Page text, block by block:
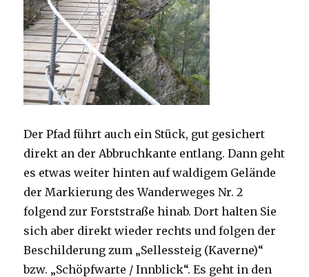
Der Pfad führt auch ein Stück, gut gesichert
direkt an der Abbruchkante entlang. Dann geht
es etwas weiter hinten auf waldigem Gelände
der Markierung des Wanderweges Nr. 2
folgend zur Forststraße hinab. Dort halten Sie
sich aber direkt wieder rechts und folgen der
Beschilderung zum „Sellessteig (Kaverne)“
bzw. „Schöpfwarte / Innblick“. Es geht in den